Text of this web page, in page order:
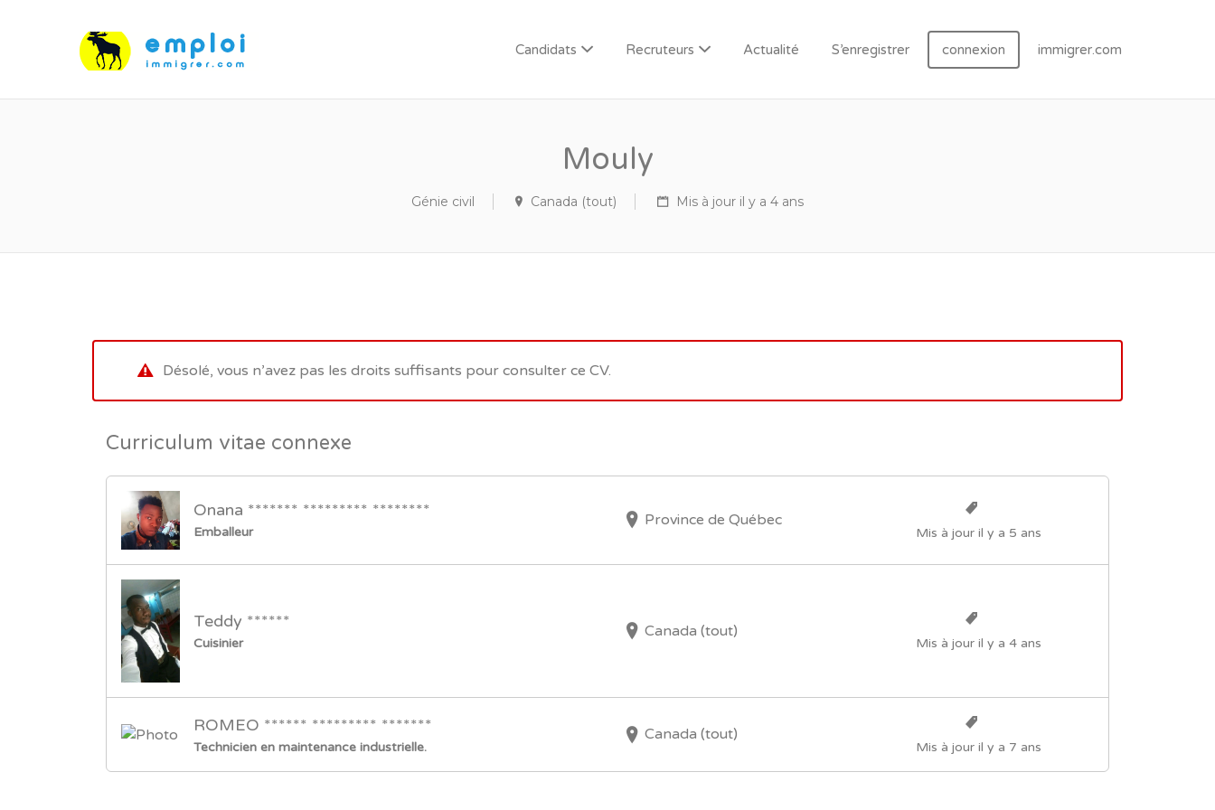
Candidats Recruteurs Actualité S’enregistrer connexion immigrer.com
Mouly
Génie civil Canada (tout) Mis à jour il y a 4 ans
Désolé, vous n’avez pas les droits suffisants pour consulter ce CV.
Curriculum vitae connexe
Onana ******* ********* ********
Emballeur
Province de Québec
Mis à jour il y a 5 ans
Teddy ******
Cuisinier
Canada (tout)
Mis à jour il y a 4 ans
ROMEO ****** ********* *******
Technicien en maintenance industrielle.
Canada (tout)
Mis à jour il y a 7 ans